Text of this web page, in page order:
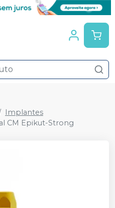
Implantes
CM Epikut-Strong